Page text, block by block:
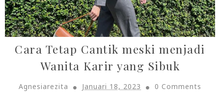
Cara Tetap Cantik meski menjadi
Wanita Karir yang Sibuk
Agnesiarezita Januari 18, 2023 0 Comments